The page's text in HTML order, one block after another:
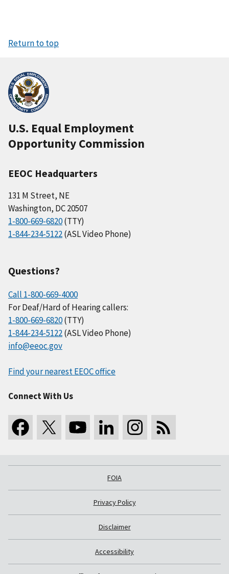
Return to top
U.S. Equal Employment
Opportunity Commission
EEOC Headquarters
131 M Street, NE
Washington, DC 20507
1-800-669-6820(TTY)
1-844-234-5122(ASL Video Phone)
Questions?
Call 1-800-669-4000
For Deaf/Hard of Hearing callers:
1-800-669-6820(TTY)
1-844-234-5122(ASL Video Phone)
info@eeoc.gov
Find your nearest EEOC office
Connect With Us
FOIA
Privacy Policy
Disclaimer
Accessibility